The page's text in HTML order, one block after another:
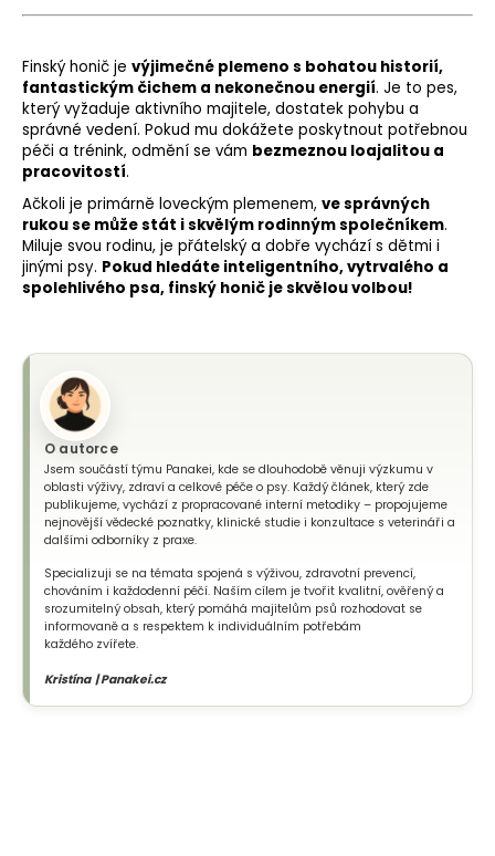
Finský honič je výjimečné plemeno s bohatou historií,
fantastickým čichem a nekonečnou energií. Je to pes,
který vyžaduje aktivního majitele, dostatek pohybu a
správné vedení. Pokud mu dokážete poskytnout potřebnou
péči a trénink, odmění se vám bezmeznou loajalitou a
pracovitostí.
Ačkoli je primárně loveckým plemenem, ve správných
rukou se může stát i skvělým rodinným společníkem.
Miluje svou rodinu, je přátelský a dobře vychází s dětmi i
jinými psy. Pokud hledáte inteligentního, vytrvalého a
spolehlivého psa, finský honič je skvělou volbou!
O autorce
Jsem součástí týmu Panakei, kde se dlouhodobě věnuji výzkumu v
oblasti výživy, zdraví a celkové péče o psy. Každý článek, který zde
publikujeme, vychází z propracované interní metodiky – propojujeme
nejnovější vědecké poznatky, klinické studie i konzultace s veterináři a
dalšími odborníky z praxe.
Specializuji se na témata spojená s výživou, zdravotní prevencí,
chováním i každodenní péčí. Naším cílem je tvořit kvalitní, ověřený a
srozumitelný obsah, který pomáhá majitelům psů rozhodovat se
informovaně a s respektem k individuálním potřebám
každého zvířete.
Kristína | Panakei.cz